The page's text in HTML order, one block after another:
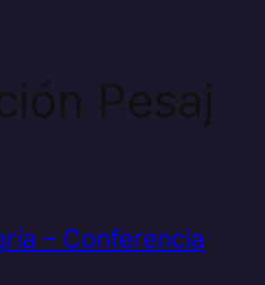
Pesaj
– Conferencia